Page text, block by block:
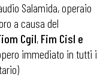
Salamida, operaio
a causa del
Cgil, Fim Cisl e
immediato in tutti i